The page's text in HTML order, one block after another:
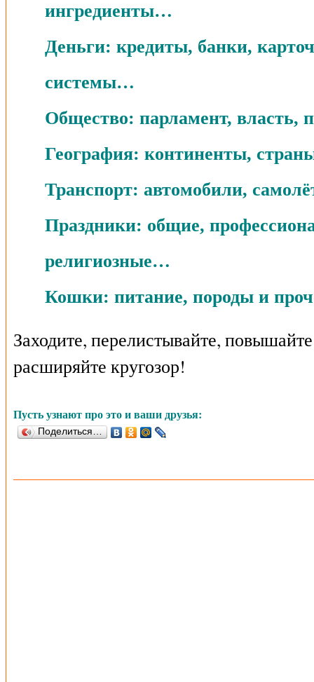
ингредиенты…
Деньги: кредиты, банки,
системы…
Общество: парламент, власть,
География: континенты,
Транспорт: автомобили,
Праздники: общие,
религиозные…
Кошки: питание, породы и
Заходите, перелистывайте,
расширяйте кругозор!
Пусть узнают про это и ваши друзья:
Поделиться…